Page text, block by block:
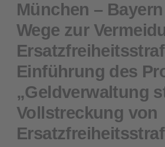
München –
Wege zur
Einführung des
„Geldverwaltung
Vollstreckung von